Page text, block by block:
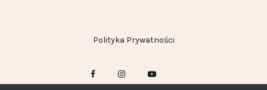
Polityka Prywatności